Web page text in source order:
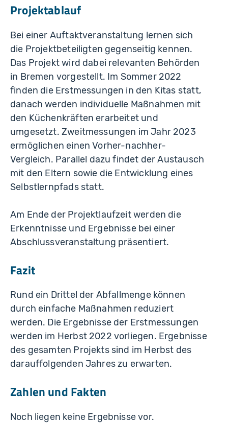
Projektablauf
Bei einer Auftaktveranstaltung lernen sich
die Projektbeteiligten gegenseitig kennen.
Das Projekt wird dabei relevanten Behörden
in Bremen vorgestellt. Im Sommer 2022
finden die Erstmessungen in den Kitas statt,
danach werden individuelle Maßnahmen mit
den Küchenkräften erarbeitet und
umgesetzt. Zweitmessungen im Jahr 2023
ermöglichen einen Vorher-nachher-
Vergleich. Parallel dazu findet der Austausch
mit den Eltern sowie die Entwicklung eines
Selbstlernpfads statt.
Am Ende der Projektlaufzeit werden die
Erkenntnisse und Ergebnisse bei einer
Abschlussveranstaltung präsentiert.
Fazit
Rund ein Drittel der Abfallmenge können
durch einfache Maßnahmen reduziert
werden. Die Ergebnisse der Erstmessungen
werden im Herbst 2022 vorliegen. Ergebnisse
des gesamten Projekts sind im Herbst des
darauffolgenden Jahres zu erwarten.
Zahlen und Fakten
Noch liegen keine Ergebnisse vor.